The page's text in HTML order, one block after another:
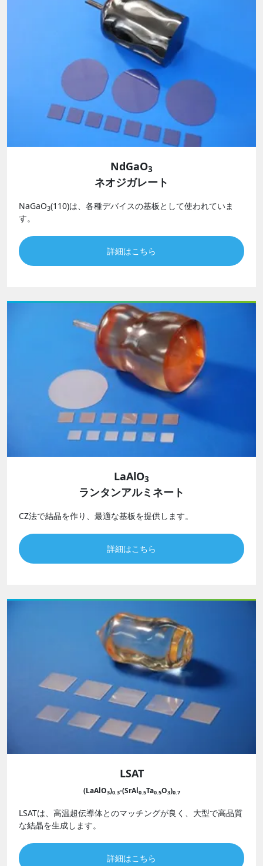
NdGaO3
ネオジガレート
NaGaO3(110)は、各種デバイスの基板として使われていま
す。
詳細はこちら
LaAlO3
ランタンアルミネート
CZ法で結晶を作り、最適な基板を提供します。
詳細はこちら
LSAT
(LaAlO3)0.3-(SrAl0.5Ta0.5O3)0.7
LSATは、高温超伝導体とのマッチングが良く、大型で高品質
な結晶を生成します。
詳細はこちら